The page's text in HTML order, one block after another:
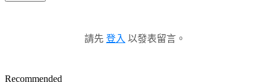
請先 登入 以發表留言。
Recommended